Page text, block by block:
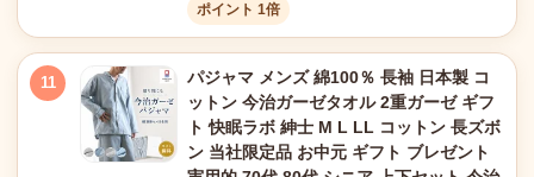
ポイント 1倍
11
パジャマ メンズ 綿100％ 長袖 日本製 コ
ットン 今治ガーゼタオル 2重ガーゼ ギフ
ト 快眠ラボ 紳士 M L LL コットン 長ズボ
ン 当社限定品 お中元 ギフト ブレゼント